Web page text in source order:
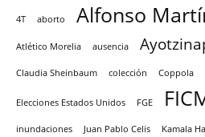
4T aborto Alfonso
Atlético Morelia ausencia
Claudia Sheinbaum colección Coppola
Elecciones Estados Unidos FGE
inundaciones Juan Pablo Celis Kamala